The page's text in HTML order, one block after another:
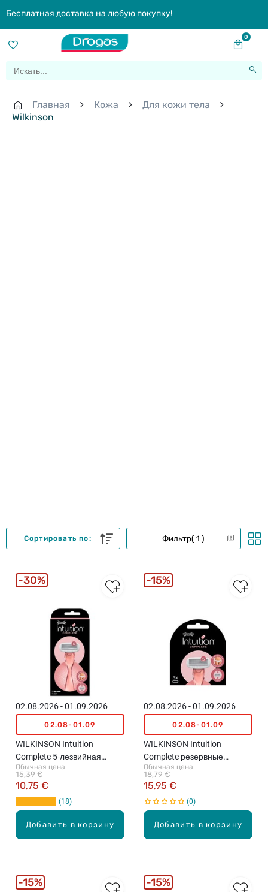
Бесплатная доставка на любую покупку!
0
Главная Кожа
Для кожи тела
Wilkinson
Фильтр 1
Сортировать по:
Добавить в корзину
02.08.2026 - 01.09.2026
02.08-01.09
WILKINSON Intuition
Complete 5-лезвийная
система бритья для
женщин
Обычная цена
10,75 €
15,39 €
18
30%
Добавить в корзину
02.08.2026 - 01.09.2026
02.08-01.09
WILKINSON Intuition
Complete резервные
кассеты, 3шт.
Обычная цена
15,95 €
18,79 €
0
15%
15% 15%